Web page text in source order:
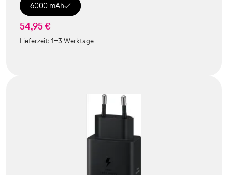
6000 mAh
54,95 €
Lieferzeit:1-3 Werktage